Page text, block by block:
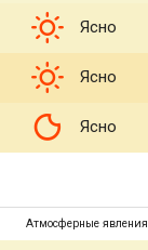
Ясно
Ясно
Ясно
Атмосферные явления